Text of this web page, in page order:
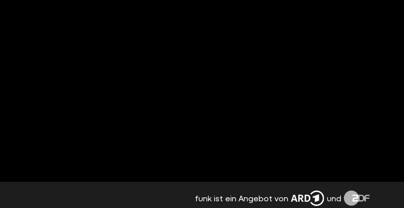
funk ist ein Angebot von und